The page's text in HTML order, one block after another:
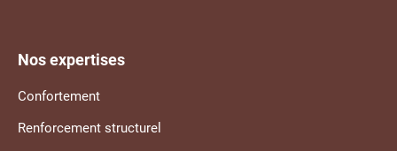
Nos expertises
Confortement
Renforcement structurel